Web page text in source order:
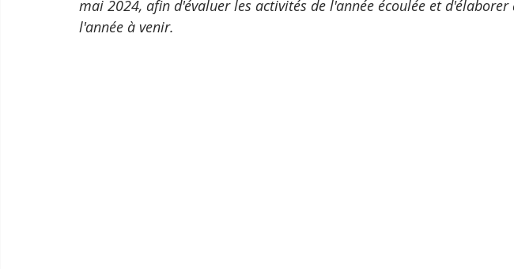
mai 2024, afin d'évaluer les activités de l'année écoulée et
l'année à venir.